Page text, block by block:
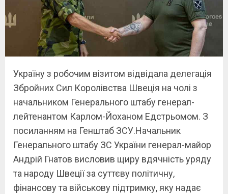
Україну з робочим візитом відвідала делегація
Збройних Сил Королівства Швеція на чолі з
начальником Генерального штабу генерал-
лейтенантом Карлом-Йоханом Едстрьомом. З
посиланням на Генштаб ЗСУ.Начальник
Генерального штабу ЗС України генерал-майор
Андрій Гнатов висловив щиру вдячність уряду
та народу Швеції за суттєву політичну,
фінансову та військову підтримку, яку надає